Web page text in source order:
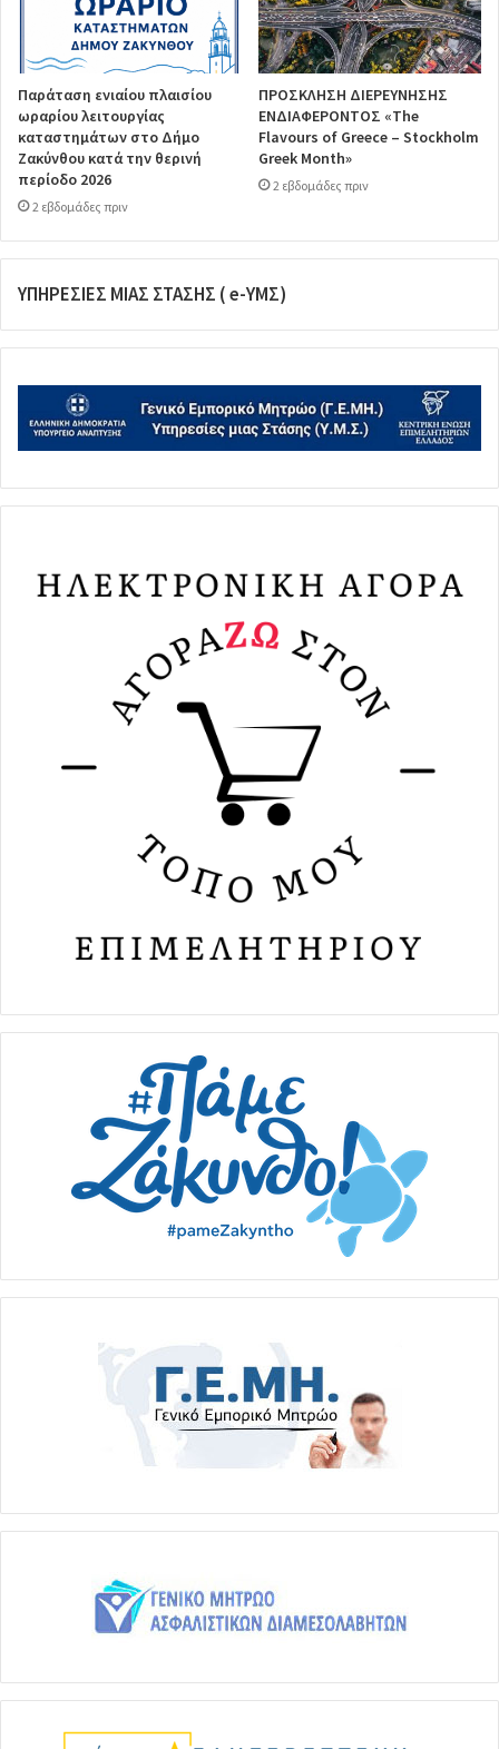
Παράταση ενιαίου πλαισίου
ωραρίου λειτουργίας
καταστημάτων στο Δήμο
Ζακύνθου κατά την θερινή
περίοδο 2026
2 εβδομάδες πριν
ΠΡΟΣΚΛΗΣΗ ΔΙΕΡΕΥΝΗΣΗΣ
ΕΝΔΙΑΦΕΡΟΝΤΟΣ «The
Flavours of Greece – Stockholm
Greek Month»
2 εβδομάδες πριν
ΥΠΗΡΕΣΙΕΣ ΜΙΑΣ ΣΤΑΣΗΣ ( e-ΥΜΣ)